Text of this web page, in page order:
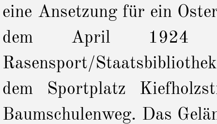
eine Ansetzung für ein
dem April 1924
Rasensport/
dem Sportplatz
Baumschulenweg. Das